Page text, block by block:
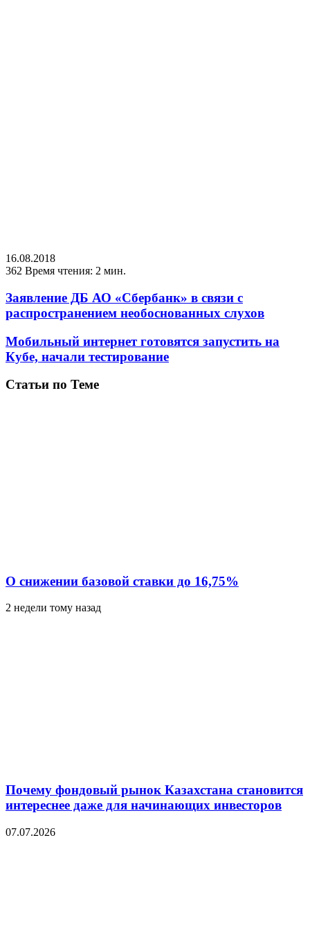
16.08.2018
362 Время чтения: 2 мин.
Заявление ДБ АО «Сбербанк» в связи с
распространением необоснованных слухов
Мобильный интернет готовятся запустить на
Кубе, начали тестирование
Статьи по Теме
О снижении базовой ставки до 16,75%
2 недели тому назад
Почему фондовый рынок Казахстана становится
интереснее даже для начинающих инвесторов
07.07.2026